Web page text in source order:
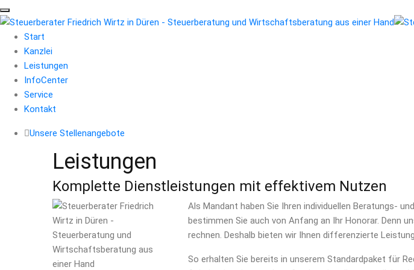
Start
Kanzlei
Leistungen
InfoCenter
Service
Kontakt
Unsere Stellenangebote
Leistungen
Komplette Dienstleistungen mit effektivem Nutzen
Als Mandant haben Sie Ihren individuellen Beratungs-
bestimmen Sie auch von Anfang an Ihr Honorar. Denn
rechnen. Deshalb bieten wir Ihnen differenzierte
So erhalten Sie bereits in unserem Standardpaket für